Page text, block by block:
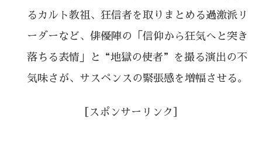
るカルト教祖、狂信者を取りまとめる過激派リ
ーダーなど、俳優陣の「信仰から狂気へと突き
落ちる表情」と“地獄の使者”を撮る演出の不
気味さが、サスペンスの緊張感を増幅させる。
［スポンサーリンク］